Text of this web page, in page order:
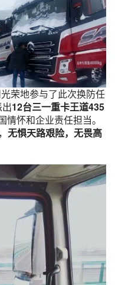
荣地参与了此次换防任
12台三一重卡王道435
情怀和企业责任担当。
无惧天路艰险，无畏高